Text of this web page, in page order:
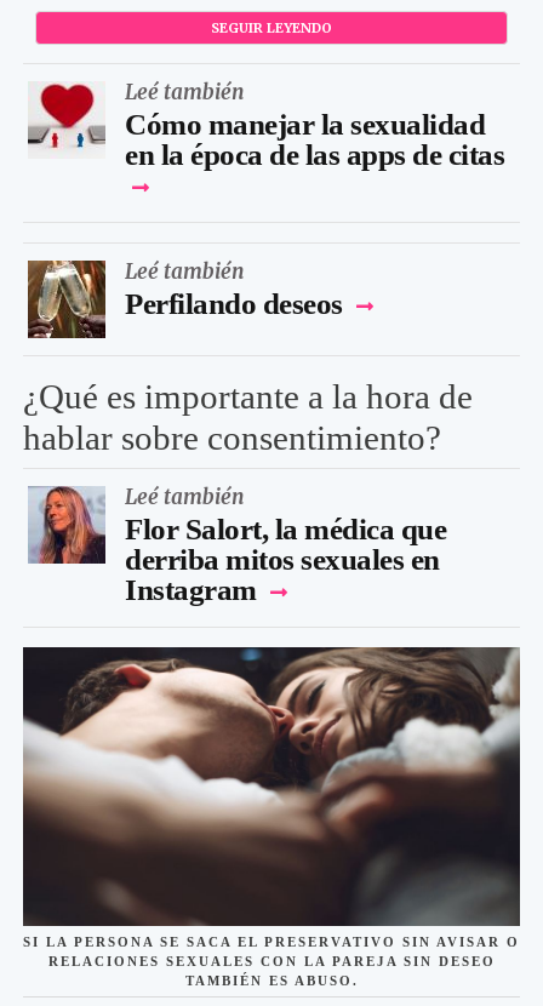
SEGUIR LEYENDO
Leé también
Cómo manejar la sexualidad
en la época de las apps de citas
Leé también
Perfilando deseos
¿Qué es importante a la hora de
hablar sobre consentimiento?
Leé también
Flor Salort, la médica que
derriba mitos sexuales en
Instagram
SI LA PERSONA SE SACA EL PRESERVATIVO SIN AVISAR O
RELACIONES SEXUALES CON LA PAREJA SIN DESEO
TAMBIÉN ES ABUSO.